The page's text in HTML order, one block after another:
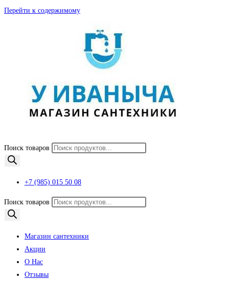
Перейти к содержимому
Поиск товаров
+7 (985) 015 50 08
Поиск товаров
Магазин сантехники
Акции
О Нас
Отзывы